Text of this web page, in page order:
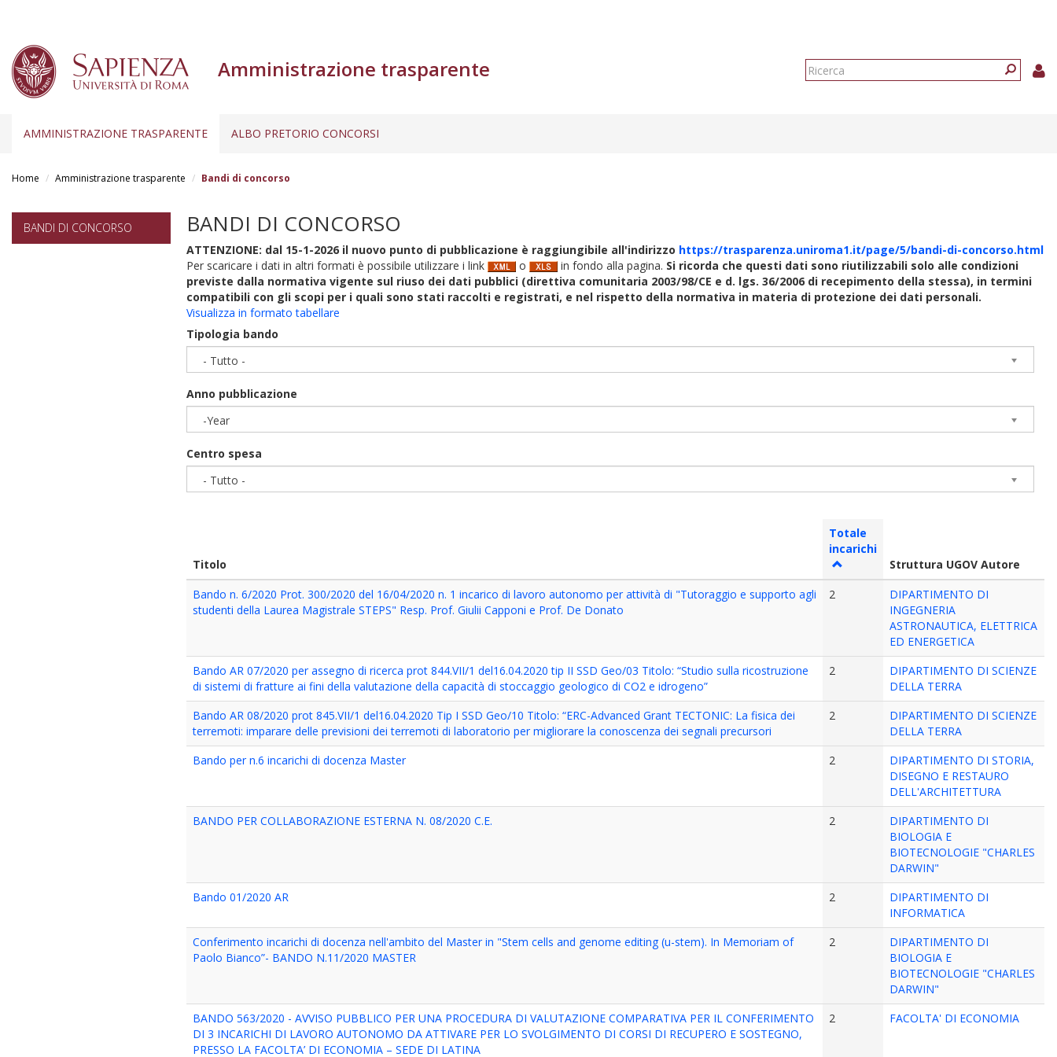
Amministrazione trasparente
Form
AMMINISTRAZIONE TRASPARENTE ALBO PRETORIO CONCORSI
Home Amministrazione trasparente Bandi di concorso
BANDI DI CONCORSO BANDI DI CONCORSO
ATTENZIONE: dal 15-1-2026 il nuovo punto di pubblicazione è raggiungibile all'indirizzo https://trasparenza.uniroma1.it/page/5/bandi-di-concorso.html
Per scaricare i dati in altri formati è possibile utilizzare i link
o in fondo alla pagina. Si ricorda che questi dati sono riutilizzabili solo alle condizioni
previste dalla normativa vigente sul riuso dei dati pubblici (direttiva comunitaria 2003/98/CE e d. lgs. 36/2006 di recepimento della stessa), in termini
compatibili con gli scopi per i quali sono stati raccolti e registrati, e nel rispetto della normativa in materia di protezione dei dati personali.
Visualizza in formato tabellare
Tipologia bando
- Tutto -
Anno pubblicazione
-Year
Centro spesa
- Tutto -
Titolo
Totale
incarichi
Struttura UGOV Autore
Bando n. 6/2020 Prot. 300/2020 del 16/04/2020 n. 1 incarico di lavoro autonomo per attività di "Tutoraggio e supporto agli
studenti della Laurea Magistrale STEPS" Resp. Prof. Giulii Capponi e Prof. De Donato
2
DIPARTIMENTO DI
INGEGNERIA
ASTRONAUTICA, ELETTRICA
ED ENERGETICA
Bando AR 07/2020 per assegno di ricerca prot 844.VII/1 del16.04.2020 tip II SSD Geo/03 Titolo: “Studio sulla ricostruzione
di sistemi di fratture ai fini della valutazione della capacità di stoccaggio geologico di CO2 e idrogeno”
2
DIPARTIMENTO DI SCIENZE
DELLA TERRA
Bando AR 08/2020 prot 845.VII/1 del16.04.2020 Tip I SSD Geo/10 Titolo: “ERC-Advanced Grant TECTONIC: La fisica dei
terremoti: imparare delle previsioni dei terremoti di laboratorio per migliorare la conoscenza dei segnali precursori
2
DIPARTIMENTO DI SCIENZE
DELLA TERRA
Bando per n.6 incarichi di docenza Master
2
DIPARTIMENTO DI STORIA,
DISEGNO E RESTAURO
DELL'ARCHITETTURA
BANDO PER COLLABORAZIONE ESTERNA N. 08/2020 C.E.
2
DIPARTIMENTO DI
BIOLOGIA E
BIOTECNOLOGIE "CHARLES
DARWIN"
Bando 01/2020 AR
2
DIPARTIMENTO DI
INFORMATICA
Conferimento incarichi di docenza nell'ambito del Master in "Stem cells and genome editing (u-stem). In Memoriam of
Paolo Bianco”- BANDO N.11/2020 MASTER
2
DIPARTIMENTO DI
BIOLOGIA E
BIOTECNOLOGIE "CHARLES
DARWIN"
BANDO 563/2020 - AVVISO PUBBLICO PER UNA PROCEDURA DI VALUTAZIONE COMPARATIVA PER IL CONFERIMENTO
DI 3 INCARICHI DI LAVORO AUTONOMO DA ATTIVARE PER LO SVOLGIMENTO DI CORSI DI RECUPERO E SOSTEGNO,
PRESSO LA FACOLTA’ DI ECONOMIA – SEDE DI LATINA
2 FACOLTA' DI ECONOMIA